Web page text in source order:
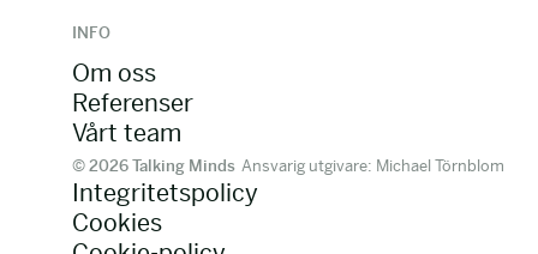
INFO
Om oss
Referenser
Vårt team
© 2026 Talking Minds Ansvarig utgivare: Michael Törnblom
Integritetspolicy
Cookies